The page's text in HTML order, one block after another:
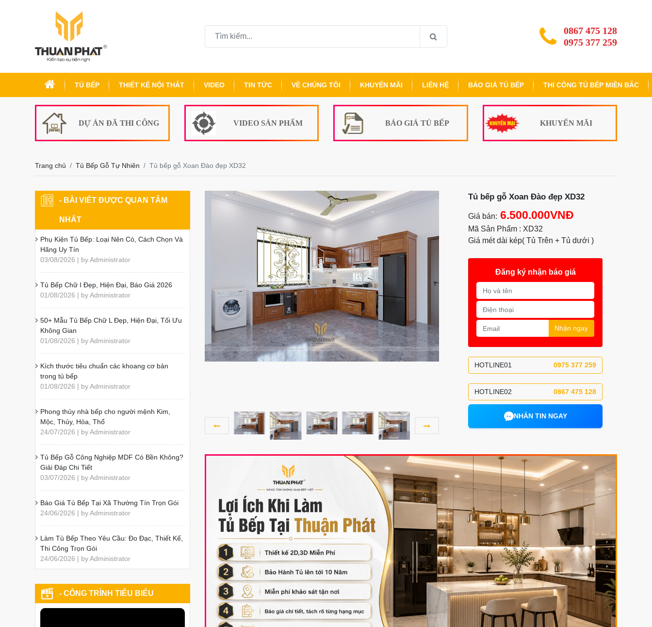
0867 475 128
0975 377 259
TỦ BẾP THIẾT KẾ NỘI THẤT VIDEO TIN TỨC VỀ CHÚNG TÔI KHUYẾN MÃI LIÊN HỆ BÁO GIÁ TỦ BẾP THI CÔNG TỦ BẾP MIỀN BẮC
DỰ ÁN ĐÃ THI CÔNG VIDEO SẢN PHẨM BÁO GIÁ TỦ BẾP KHUYẾN MÃI
Trang chủ Tủ Bếp Gỗ Tự Nhiên Tủ bếp gỗ Xoan Đào đẹp XD32
Tủ bếp gỗ Xoan Đào đẹp XD32
Giá bán: 6.500.000VNĐ
Mã Sản Phẩm : XD32
Giá mét dài kép( Tủ Trên + Tủ dưới )
Đăng ký nhận báo giá
Nhận ngay
HOTLINE01 0975 377 259
HOTLINE02 0867 475 128
NHẮN TIN NGAY
- BÀI VIẾT ĐƯỢC QUAN TÂM
NHẤT
Phụ Kiện Tủ Bếp: Loại Nên Có, Cách Chọn Và
Hãng Uy Tín
03/08/2026 | by Administrator
Tủ Bếp Chữ I Đẹp, Hiện Đại, Báo Giá 2026
01/08/2026 | by Administrator
50+ Mẫu Tủ Bếp Chữ L Đẹp, Hiện Đại, Tối Ưu
Không Gian
01/08/2026 | by Administrator
Kích thước tiêu chuẩn các khoang cơ bản
trong tủ bếp
01/08/2026 | by Administrator
Phong thủy nhà bếp cho người mệnh Kim,
Mộc, Thủy, Hỏa, Thổ
24/07/2026 | by Administrator
Tủ Bếp Gỗ Công Nghiệp MDF Có Bền Không?
Giải Đáp Chi Tiết
03/07/2026 | by Administrator
Báo Giá Tủ Bếp Tại Xã Thường Tín Trọn Gói
24/06/2026 | by Administrator
Làm Tủ Bếp Theo Yêu Cầu: Đo Đạc, Thiết Kế,
Thi Công Trọn Gói
24/06/2026 | by Administrator
- CÔNG TRÌNH TIÊU BIỂU